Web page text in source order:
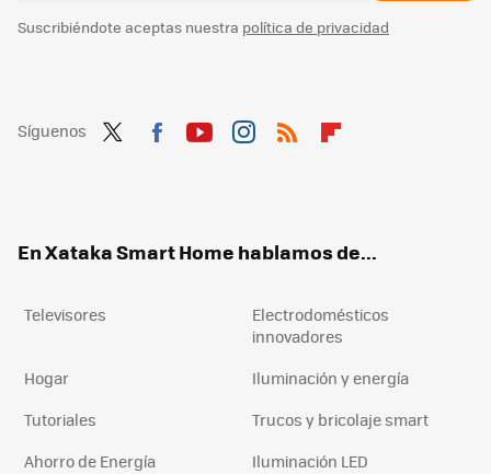
Suscribiéndote aceptas nuestra política de privacidad
Síguenos
En Xataka Smart Home hablamos de...
Televisores
Electrodomésticos
innovadores
Hogar
Iluminación y energía
Tutoriales
Trucos y bricolaje smart
Ahorro de Energía
Iluminación LED